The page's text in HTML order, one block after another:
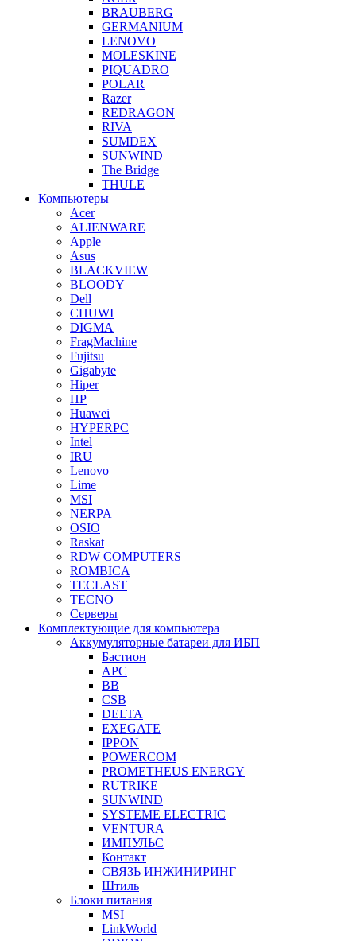
BRAUBERG
GERMANIUM
LENOVO
MOLESKINE
PIQUADRO
POLAR
Razer
REDRAGON
RIVA
SUMDEX
SUNWIND
The Bridge
THULE
Компьютеры
Acer
ALIENWARE
Apple
Asus
BLACKVIEW
BLOODY
Dell
CHUWI
DIGMA
FragMachine
Fujitsu
Gigabyte
Hiper
HP
Huawei
HYPERPC
Intel
IRU
Lenovo
Lime
MSI
NERPA
OSIO
Raskat
RDW COMPUTERS
ROMBICA
TECLAST
TECNO
Серверы
Комплектующие для компьютера
Аккумуляторные батареи для ИБП
Бастион
APC
BB
CSB
DELTA
EXEGATE
IPPON
POWERCOM
PROMETHEUS ENERGY
RUTRIKE
SUNWIND
SYSTEME ELECTRIC
VENTURA
ИМПУЛЬС
Контакт
СВЯЗЬ ИНЖИНИРИНГ
Штиль
Блоки питания
MSI
LinkWorld